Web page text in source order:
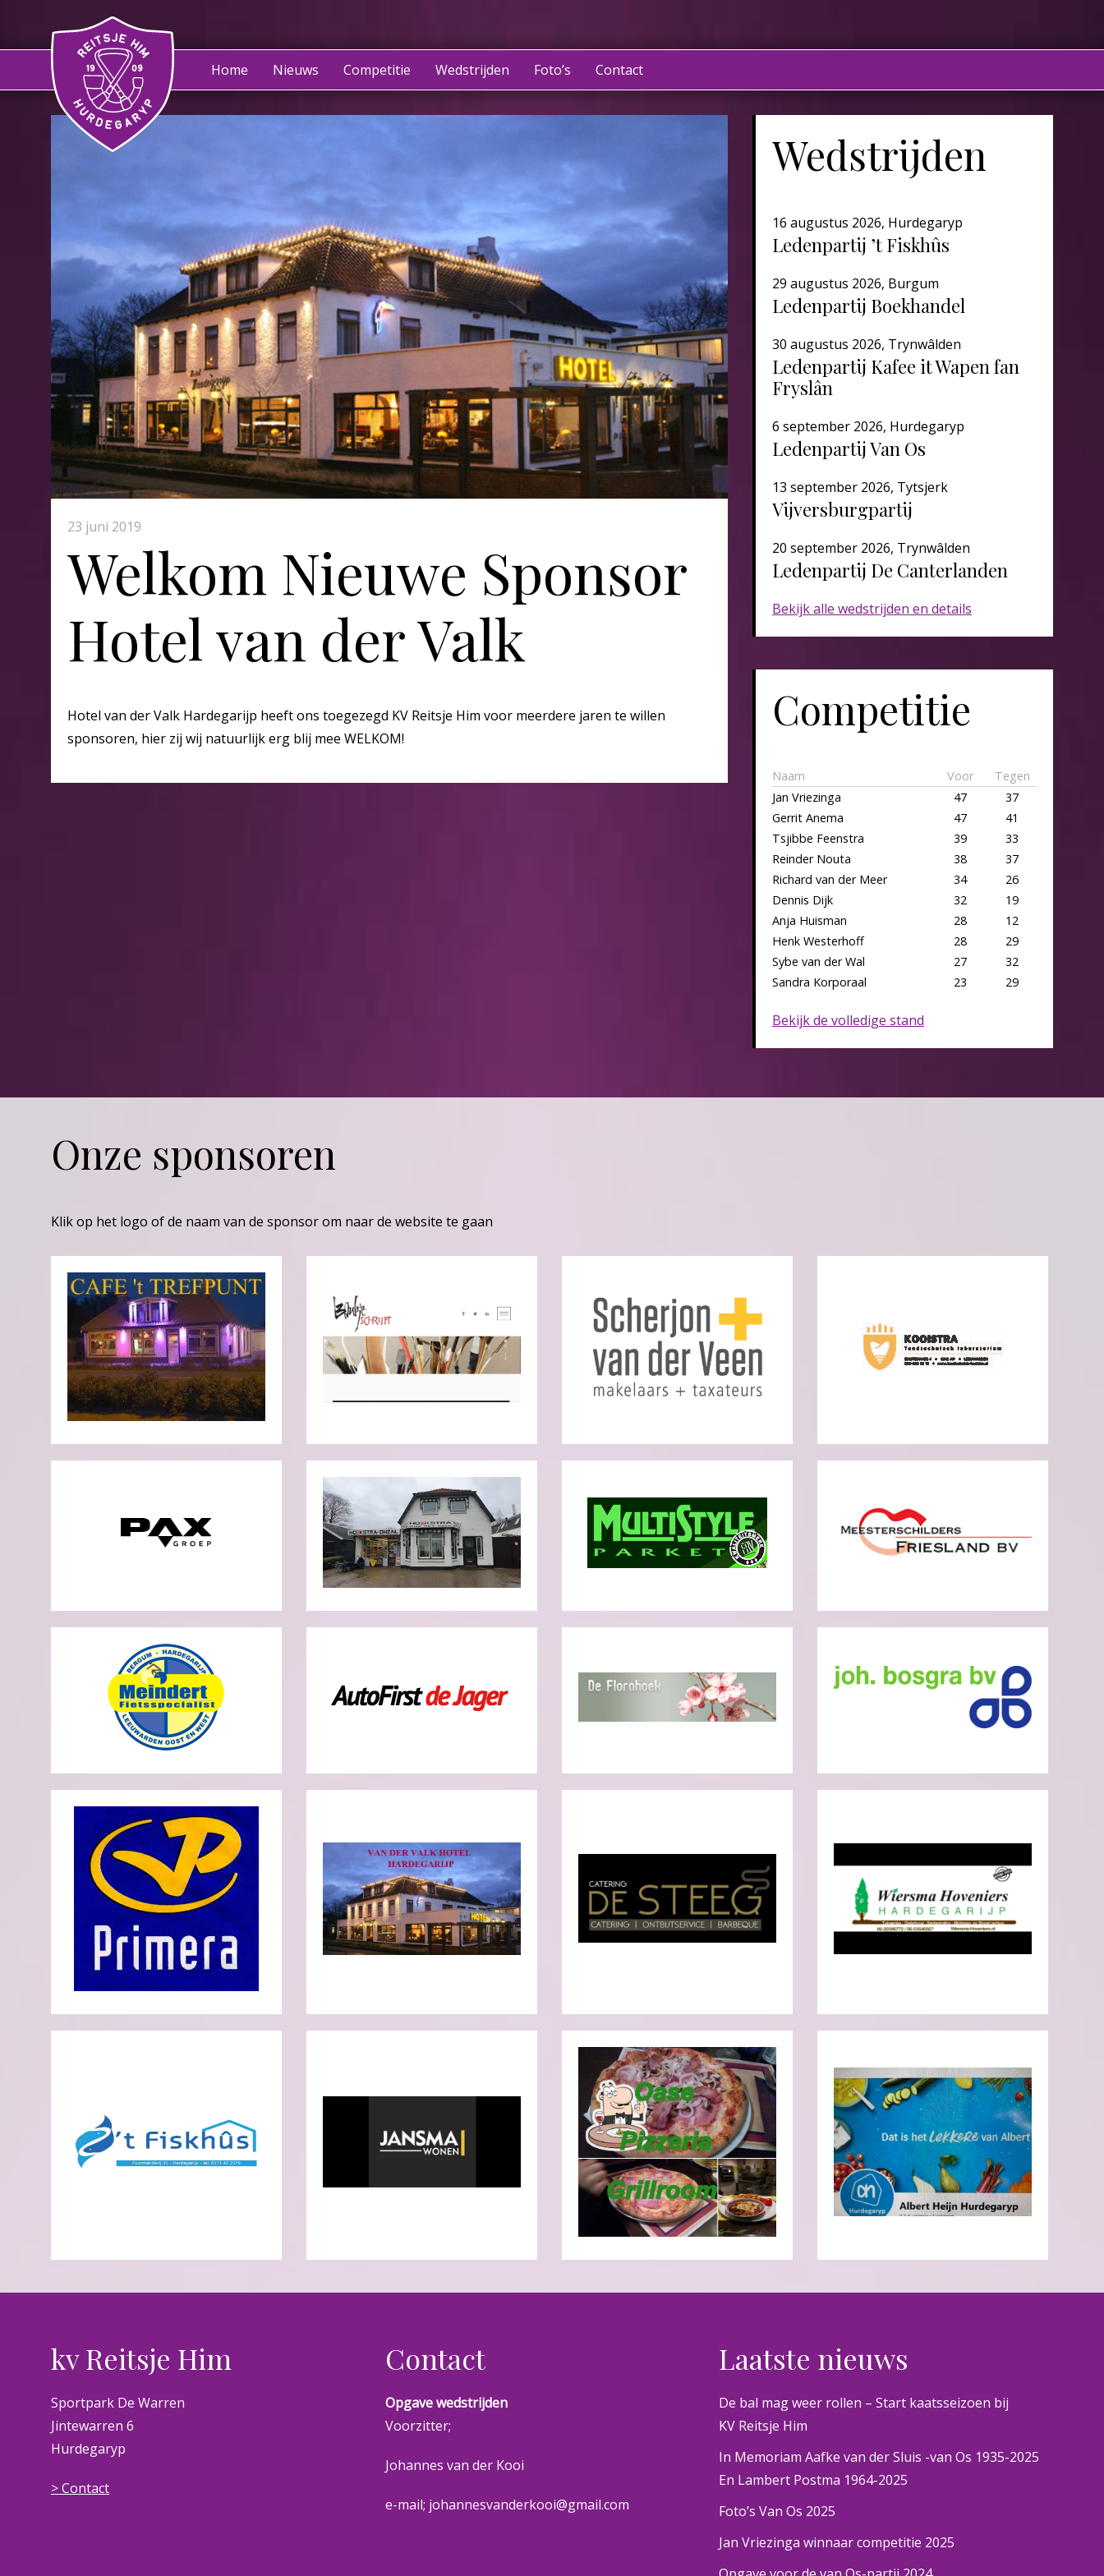
Home Nieuws Competitie Wedstrijden Foto’s Contact
23 juni 2019
Welkom Nieuwe Sponsor
Hotel van der Valk
Hotel van der Valk Hardegarijp heeft ons toegezegd KV Reitsje Him voor meerdere jaren te willen
sponsoren, hier zij wij natuurlijk erg blij mee WELKOM!
Wedstrijden
16 augustus 2026, Hurdegaryp
Ledenpartij ’t Fiskhûs
29 augustus 2026, Burgum
Ledenpartij Boekhandel
30 augustus 2026, Trynwâlden
Ledenpartij Kafee it Wapen fan
Fryslân
6 september 2026, Hurdegaryp
Ledenpartij Van Os
13 september 2026, Tytsjerk
Vijversburgpartij
20 september 2026, Trynwâlden
Ledenpartij De Canterlanden​​​
Bekijk alle wedstrijden en details
Competitie
Naam Voor
Tegen
Jan Vriezinga
47
37
Gerrit Anema
47
41
Tsjibbe Feenstra
39
33
Reinder Nouta
38
37
Richard van der Meer
34
26
Dennis Dijk
32
19
Anja Huisman
28
12
Henk Westerhoff
28
29
Sybe van der Wal
27
32
Sandra Korporaal
23 29
Bekijk de volledige stand
Onze sponsoren
Klik op het logo of de naam van de sponsor om naar de website te gaan
kv Reitsje Him
Sportpark De Warren
Jintewarren 6
Hurdegaryp
> Contact
Contact
Opgave wedstrijden
Voorzitter;
Johannes van der Kooi
e-mail; johannesvanderkooi@gmail.com
Laatste nieuws
De bal mag weer rollen – Start kaatsseizoen bij
KV Reitsje Him
In Memoriam Aafke van der Sluis -van Os 1935-2025
En Lambert Postma 1964-2025
Foto’s Van Os 2025
Jan Vriezinga winnaar competitie 2025